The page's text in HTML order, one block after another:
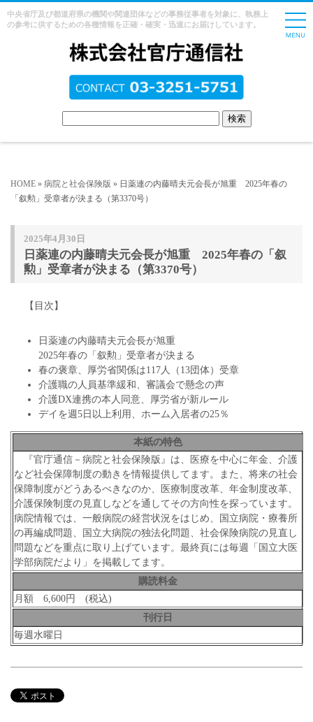
中央省庁及び都道府県の機関や関連団体などの事務従事者を対象に、執務上
の参考に供するための各種情報を正確・確実・迅速にお届けしています。
HOME » 病院と社会保険版 » 日薬連の内藤晴夫元会長が旭重 2025年春の
「叙勲」受章者が決まる（第3370号）
2025年4月30日
日薬連の内藤晴夫元会長が旭重 2025年春の「叙
勲」受章者が決まる（第3370号）
【目次】
日薬連の内藤晴夫元会長が旭重
2025年春の「叙勲」受章者が決まる
春の褒章、厚労省関係は117人（13団体）受章
介護職の人員基準緩和、審議会で懸念の声
介護DX連携の本人同意、厚労省が新ルール
デイを週5日以上利用、ホーム入居者の25％
本紙の特色
『官庁通信－病院と社会保険版』は、医療を中心に年金、介護
など社会保障制度の動きを情報提供してます。また、将来の社会
保障制度がどうあるべきなのか、医療制度改革、年金制度改革、
介護保険制度の見直しなどを通してその方向性を探っています。
病院情報では、一般病院の経営状況をはじめ、国立病院・療養所
の再編成問題、国立大病院の独法化問題、社会保険病院の見直し
問題などを重点に取り上げています。最終頁には毎週「国立大医
学部病院だより」を掲載してます。
購読料金
月額 6,600円 (税込)
刊行日
毎週水曜日